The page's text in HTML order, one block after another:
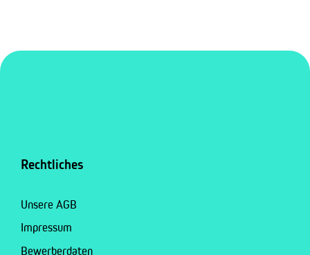
Rechtliches
Unsere AGB
Impressum
Bewerberdaten